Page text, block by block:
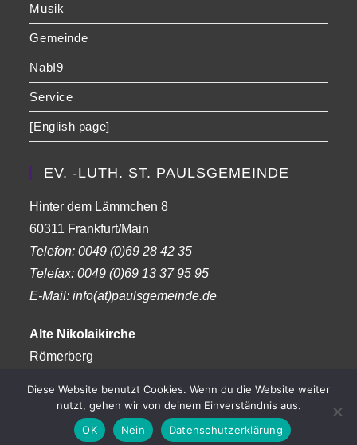
Musik
Gemeinde
NabI9
Service
[English page]
EV. -LUTH. ST. PAULSGEMEINDE
Hinter dem Lämmchen 8
60311 Frankfurt/Main
Telefon:0049 (0)69 28 42 35
Telefax:0049 (0)69 13 37 95 95
E-Mail: info(at)paulsgemeinde.de
Alte Nikolaikirche
Römerberg
Diese Website benutzt Cookies. Wenn du die Website weiter
nutzt, gehen wir von deinem Einverständnis aus.
OK
Nein Datenschutzerklärung